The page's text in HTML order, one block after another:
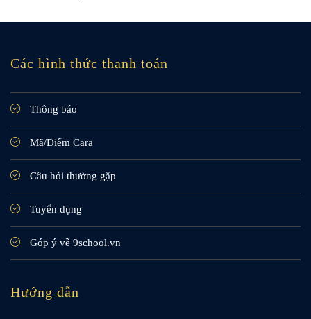
Các hình thức thanh toán
Thông báo
Mã/Điểm Cara
Câu hỏi thường gặp
Tuyển dụng
Góp ý về 9school.vn
Hướng dẫn